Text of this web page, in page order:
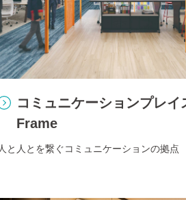
コミュニケーションプレイ
Frame
人と人とを繋ぐコミュニケーションの拠点